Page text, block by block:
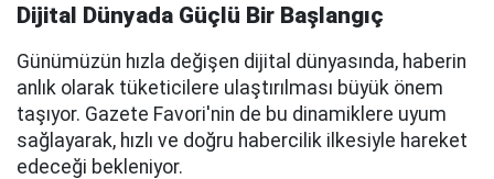
Dijital Dünyada Güçlü Bir Başlangıç
Günümüzün hızla değişen dijital dünyasında, haberin
anlık olarak tüketicilere ulaştırılması büyük önem
taşıyor. Gazete Favori'nin de bu dinamiklere uyum
sağlayarak, hızlı ve doğru habercilik ilkesiyle hareket
edeceği bekleniyor.